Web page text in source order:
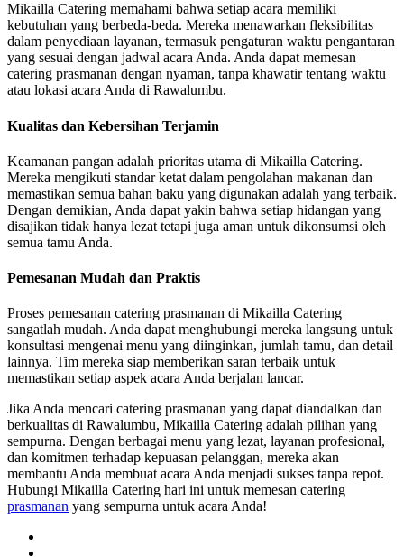
Mikailla Catering memahami bahwa setiap acara memiliki
kebutuhan yang berbeda-beda. Mereka menawarkan fleksibilitas
dalam penyediaan layanan, termasuk pengaturan waktu pengantaran
yang sesuai dengan jadwal acara Anda. Anda dapat memesan
catering prasmanan dengan nyaman, tanpa khawatir tentang waktu
atau lokasi acara Anda di Rawalumbu.
Kualitas dan Kebersihan Terjamin
Keamanan pangan adalah prioritas utama di Mikailla Catering.
Mereka mengikuti standar ketat dalam pengolahan makanan dan
memastikan semua bahan baku yang digunakan adalah yang terbaik.
Dengan demikian, Anda dapat yakin bahwa setiap hidangan yang
disajikan tidak hanya lezat tetapi juga aman untuk dikonsumsi oleh
semua tamu Anda.
Pemesanan Mudah dan Praktis
Proses pemesanan catering prasmanan di Mikailla Catering
sangatlah mudah. Anda dapat menghubungi mereka langsung untuk
konsultasi mengenai menu yang diinginkan, jumlah tamu, dan detail
lainnya. Tim mereka siap memberikan saran terbaik untuk
memastikan setiap aspek acara Anda berjalan lancar.
Jika Anda mencari catering prasmanan yang dapat diandalkan dan
berkualitas di Rawalumbu, Mikailla Catering adalah pilihan yang
sempurna. Dengan berbagai menu yang lezat, layanan profesional,
dan komitmen terhadap kepuasan pelanggan, mereka akan
membantu Anda membuat acara Anda menjadi sukses tanpa repot.
Hubungi Mikailla Catering hari ini untuk memesan catering
prasmanan yang sempurna untuk acara Anda!